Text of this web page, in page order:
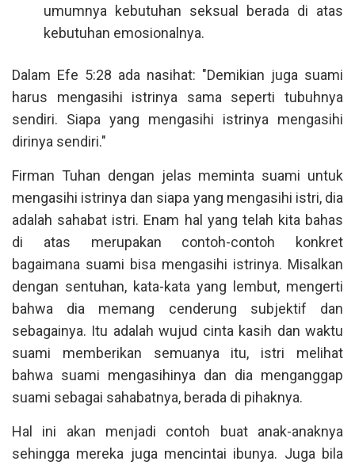
umumnya kebutuhan seksual berada di atas
kebutuhan emosionalnya.
Dalam Efe 5:28 ada nasihat: "Demikian juga suami
harus mengasihi istrinya sama seperti tubuhnya
sendiri. Siapa yang mengasihi istrinya mengasihi
dirinya sendiri."
Firman Tuhan dengan jelas meminta suami untuk
mengasihi istrinya dan siapa yang mengasihi istri, dia
adalah sahabat istri. Enam hal yang telah kita bahas
di atas merupakan contoh-contoh konkret
bagaimana suami bisa mengasihi istrinya. Misalkan
dengan sentuhan, kata-kata yang lembut, mengerti
bahwa dia memang cenderung subjektif dan
sebagainya. Itu adalah wujud cinta kasih dan waktu
suami memberikan semuanya itu, istri melihat
bahwa suami mengasihinya dan dia menganggap
suami sebagai sahabatnya, berada di pihaknya.
Hal ini akan menjadi contoh buat anak-anaknya
sehingga mereka juga mencintai ibunya. Juga bila